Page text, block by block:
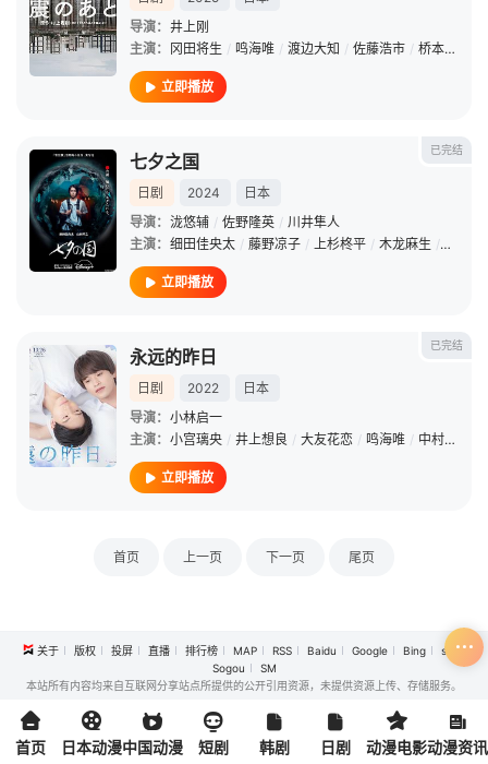
导演： 井上刚
主演：
冈田将生 / 鸣海唯 / 渡边大知 / 佐藤浩市 / 桥本爱
立即播放
已完结
七夕之国
日剧 2024
日本
导演： 泷悠辅 / 佐野隆英 / 川井隼人
主演： 细田佳央太 / 藤野凉子 / 上杉柊平 / 木龙麻生 / 三上博
立即播放
已完结
永远的昨日
日剧 2022
日本
导演： 小林启一
主演： 小宫璃央 / 井上想良 / 大友花恋 / 鸣海唯 / 中村优一
立即播放
首页 上一页 下一页 尾页
关于 版权 投屏 直播 排行榜 MAP RSS Baidu Google Bing
so
Sogou
SM
本站所有内容均来自互联网分享站点所提供的公开引用资源，未提供资源上传、存储服务。
首页 日本动漫中国动漫 短剧 韩剧 日剧 动漫电影动漫资讯